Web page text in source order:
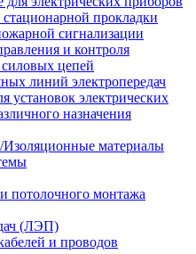
прокладки
сигнализации
и контроля
цепей
линий электропередач
установок электрических
назначения
Изоляционные материалы
потолочного монтажа
(ЛЭП)
и проводов